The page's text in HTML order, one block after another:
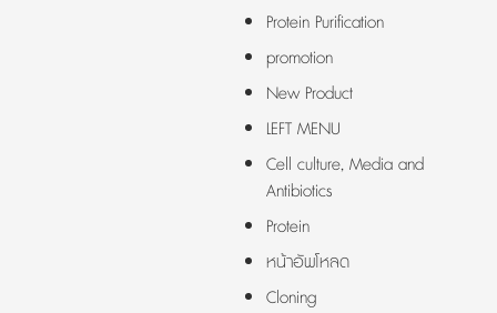
Protein Purification
promotion
New Product
LEFT MENU
Cell culture, Media and
Antibiotics
Protein
หน้าอัพโหลด
Cloning